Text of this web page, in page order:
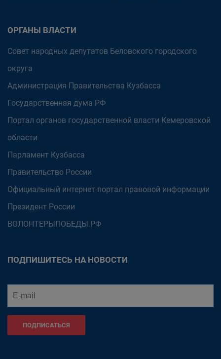
ОРГАНЫ ВЛАСТИ
Совет народных депутатов Беловского городского
округа
Администрация Правительства Кузбасса
Государственная дума РФ
Портал органов государственной власти Кемеровской
области
Парламент Кузбасса
Правительство России
Официальный интернет-портал правовой информации
Президент России
ВОЛОНТЕРЫПОБЕДЫ.РФ
ПОДПИШИТЕСЬ НА НОВОСТИ
ПОДПИСАТЬСЯ